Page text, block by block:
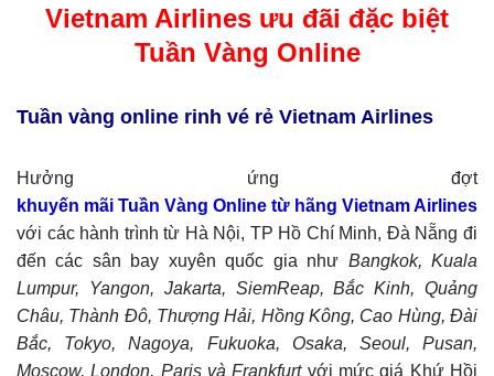
Vietnam Airlines ưu đãi đặc biệt
Tuần Vàng Online
Tuần vàng online rinh vé rẻ Vietnam Airlines
Hưởng ứng đợt
khuyến mãi Tuần Vàng Online từ hãng Vietnam Airlines
với các hành trình từ Hà Nội, TP Hồ Chí Minh, Đà Nẵng đi
đến các sân bay xuyên quốc gia như Bangkok, Kuala
Lumpur, Yangon, Jakarta, SiemReap, Bắc Kinh, Quảng
Châu, Thành Đô, Thượng Hải, Hồng Kông, Cao Hùng, Đài
Bắc, Tokyo, Nagoya, Fukuoka, Osaka, Seoul, Pusan,
Moscow, London, Paris và Frankfurtvới mức giá Khứ Hồi